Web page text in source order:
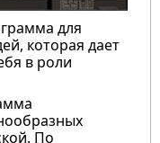
для
которая дает
в роли
По